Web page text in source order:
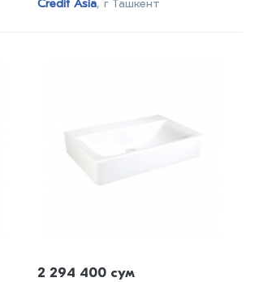
Credit Asia, г Ташкент
2 294 400 сум